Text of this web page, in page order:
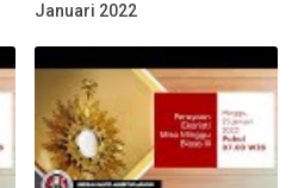
Januari 2022